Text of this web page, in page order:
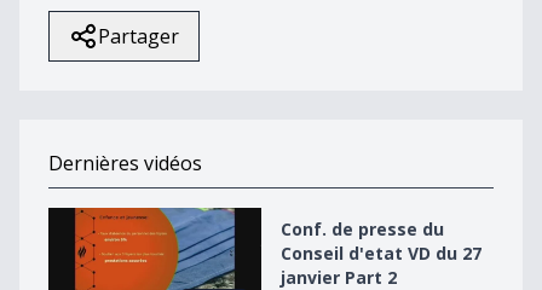
Partager
Dernières vidéos
Conf. de presse du Conseil d&#039;etat VD du 27
Conf. de presse du
Conseil d'etat VD du 27
janvier Part 2